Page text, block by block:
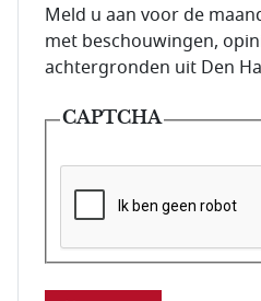
E-mailadres van de
Meld u aan voor de
met beschouwingen,
achtergronden uit Den
CAPTCHA
Deze vraag is om te